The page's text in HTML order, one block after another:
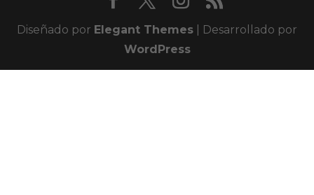
Diseñado por Elegant Themes | Desarrollado por
WordPress